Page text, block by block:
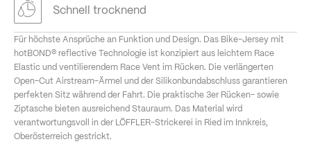
Schnell trocknend
Für höchste Ansprüche an Funktion und Design. Das Bike-Jersey mit
hotBOND® reflective Technologie ist konzipiert aus leichtem Race
Elastic und ventilierendem Race Vent im Rücken. Die verlängerten
Open-Cut Airstream-Ärmel und der Silikonbundabschluss garantieren
perfekten Sitz während der Fahrt. Die praktische 3er Rücken- sowie
Ziptasche bieten ausreichend Stauraum. Das Material wird
verantwortungsvoll in der LÖFFLER-Strickerei in Ried im Innkreis,
Oberösterreich gestrickt.